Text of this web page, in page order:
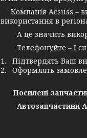
Компанія Acsuss –
використання в
А це значить
Телефонуйте – І
1. Підтвердять Ваш
2. Оформлять
Посилені